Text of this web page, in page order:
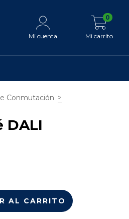
Mi cuenta Mi carrito
0
Conmutación >
DALI